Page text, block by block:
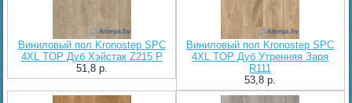
Виниловый пол Kronostep SPC
4XL TOP Дуб Хэйстак Z215 P
51,8 p.
Виниловый пол Kronostep SPC
4XL TOP Дуб Утренняя Заря
R111
53,8 p.